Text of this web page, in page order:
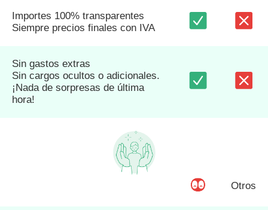
Importes 100% transparentes
Siempre precios finales con IVA
Sin gastos extras
Sin cargos ocultos o adicionales.
¡Nada de sorpresas de última
hora!
Otros